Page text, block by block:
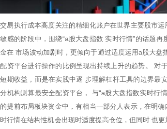
易执行成本高度关注的精细化账户在世界主要股市
感的阶段中，围绕“a股大盘指数 实时行情”的话题
在 市场波动加剧时，更倾向于通过适度运用a股大
资平台进行操作的比例呈现出持续上升的趋势。 对
期收益，而是在实践中逐 步理解杠杆工具的边界最
机构测算最安全配资平台， 与“a股大盘指数实时行
提前布局板块资金中，有相当一部分人表示，在明
行情在结构性机会出现时适度提高仓位，但同时 也